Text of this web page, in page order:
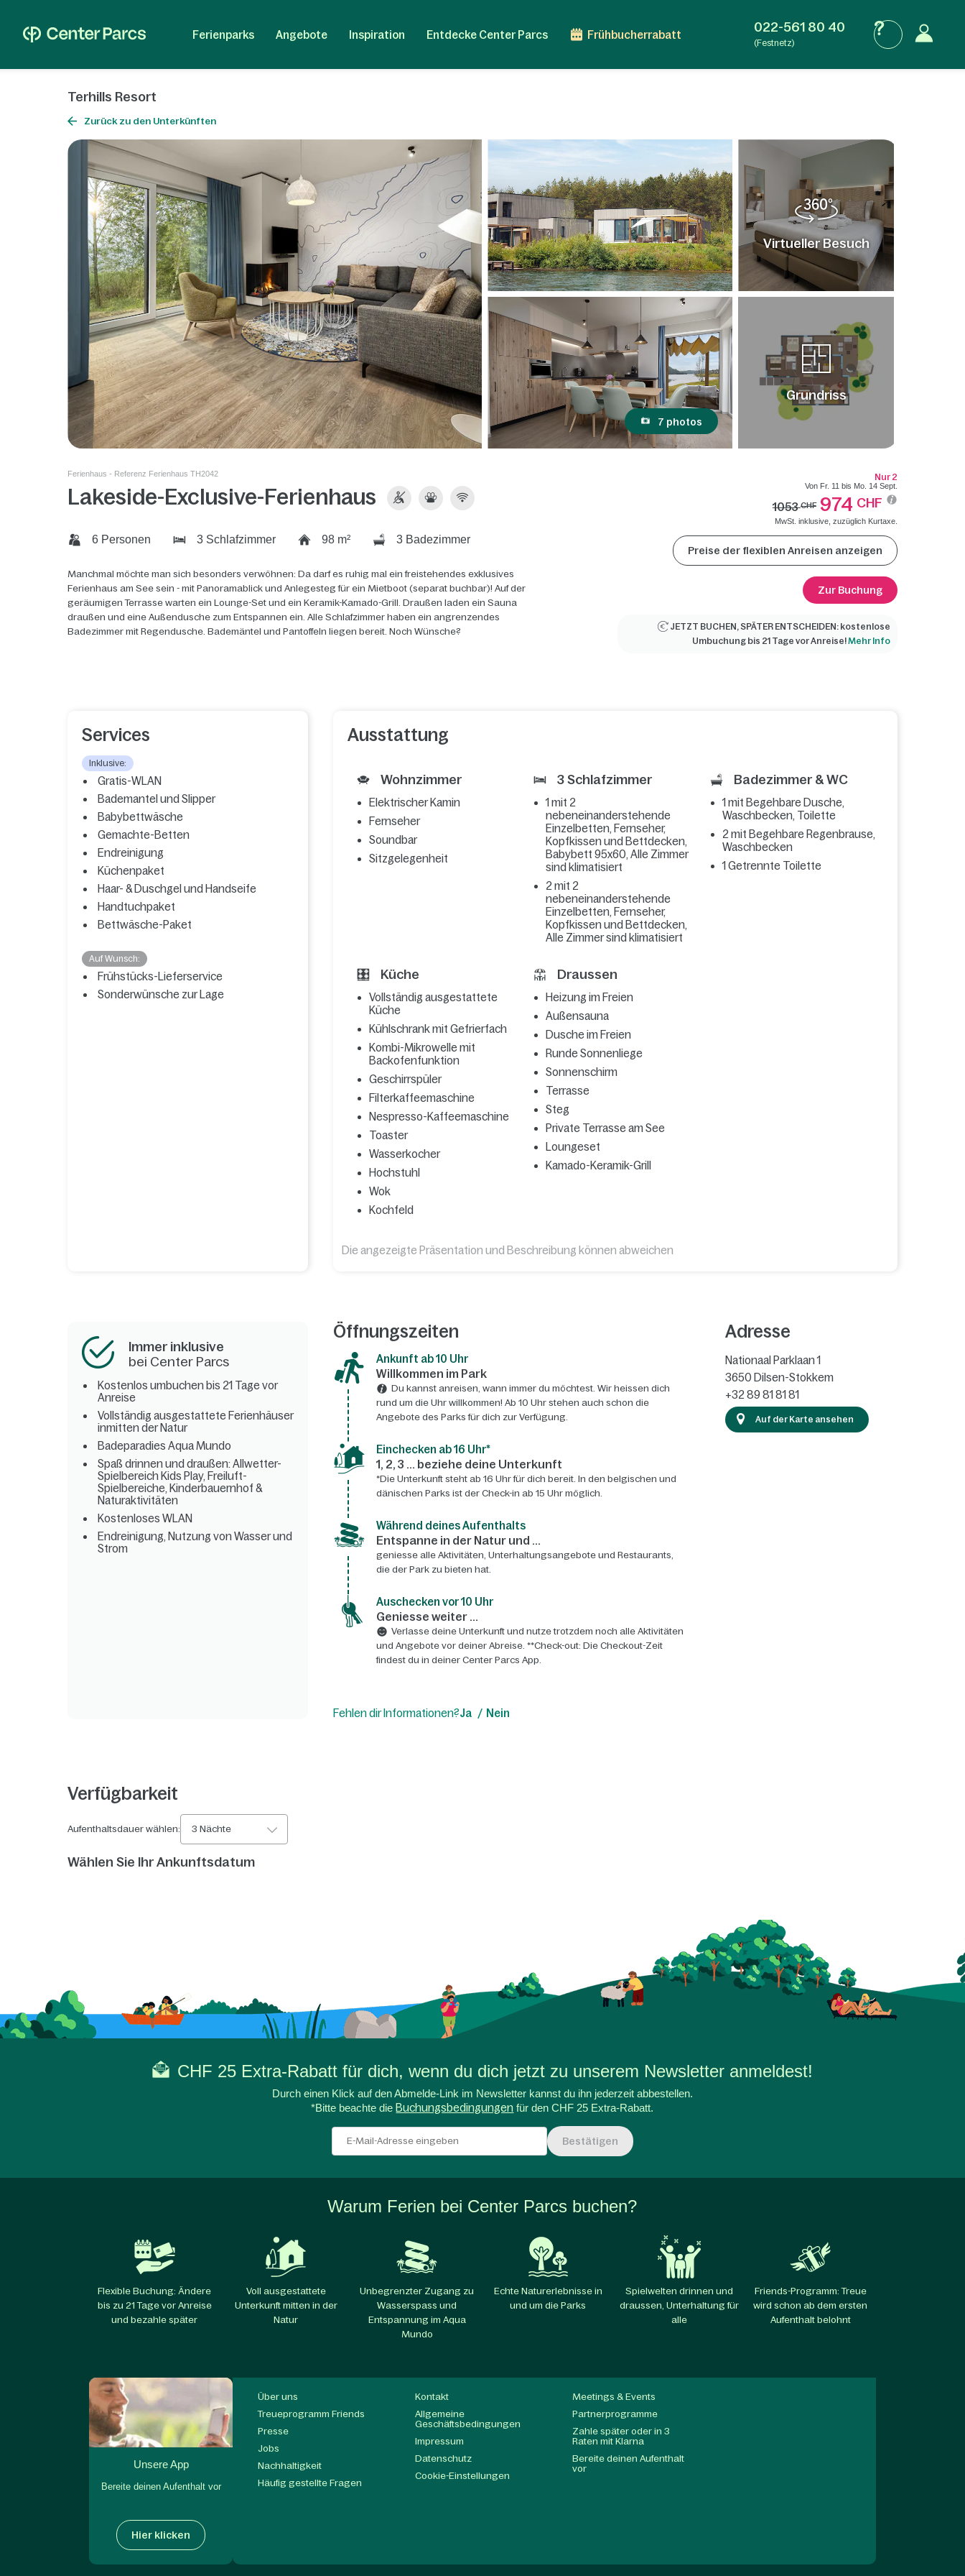
Ferienparks Angebote Inspiration Entdecke Center Parcs Frühbucherrabatt 022-561 80 40
(Festnetz)
Terhills Resort
Zurück zu den Unterkünften
7 photos
Virtueller Besuch
Grundriss
Ferienhaus - Referenz Ferienhaus TH2042
Lakeside-Exclusive-Ferienhaus
6 Personen 3 Schlafzimmer 98 m² 3 Badezimmer
Manchmal möchte man sich besonders verwöhnen: Da darf es ruhig mal ein freistehendes exklusives
Ferienhaus am See sein - mit Panoramablick und Anlegesteg für ein Mietboot (separat buchbar)! Auf der
geräumigen Terrasse warten ein Lounge-Set und ein Keramik-Kamado-Grill. Draußen laden ein Sauna
draußen und eine Außendusche zum Entspannen ein. Alle Schlafzimmer haben ein angrenzendes
Badezimmer mit Regendusche. Bademäntel und Pantoffeln liegen bereit. Noch Wünsche?
Nur 2
Von Fr. 11 bis Mo. 14 Sept.
1053CHF 974 CHF
MwSt. inklusive, zuzüglich Kurtaxe.
Preise der flexiblen Anreisen anzeigen
Zur Buchung
JETZT BUCHEN, SPÄTER ENTSCHEIDEN: kostenlose
Umbuchung bis 21 Tage vor Anreise!Mehr Info
Services
Inklusive:
Gratis-WLAN
Bademantel und Slipper
Babybettwäsche
Gemachte-Betten
Endreinigung
Küchenpaket
Haar- & Duschgel und Handseife
Handtuchpaket
Bettwäsche-Paket
Auf Wunsch:
Frühstücks-Lieferservice
Sonderwünsche zur Lage
Ausstattung
Wohnzimmer
Elektrischer Kamin
Fernseher
Soundbar
Sitzgelegenheit
3 Schlafzimmer
1 mit 2
nebeneinanderstehende
Einzelbetten, Fernseher,
Kopfkissen und Bettdecken,
Babybett 95x60, Alle Zimmer
sind klimatisiert
2 mit 2
nebeneinanderstehende
Einzelbetten, Fernseher,
Kopfkissen und Bettdecken,
Alle Zimmer sind klimatisiert
Badezimmer & WC
1 mit Begehbare Dusche,
Waschbecken, Toilette
2 mit Begehbare Regenbrause,
Waschbecken
1 Getrennte Toilette
Küche
Vollständig ausgestattete
Küche
Kühlschrank mit Gefrierfach
Kombi-Mikrowelle mit
Backofenfunktion
Geschirrspüler
Filterkaffeemaschine
Nespresso-Kaffeemaschine
Toaster
Wasserkocher
Hochstuhl
Wok
Kochfeld
Draussen
Heizung im Freien
Außensauna
Dusche im Freien
Runde Sonnenliege
Sonnenschirm
Terrasse
Steg
Private Terrasse am See
Loungeset
Kamado-Keramik-Grill
Die angezeigte Präsentation und Beschreibung können abweichen
Immer inklusive
bei Center Parcs
Kostenlos umbuchen bis 21 Tage vor
Anreise
Vollständig ausgestattete Ferienhäuser
inmitten der Natur
Badeparadies Aqua Mundo
Spaß drinnen und draußen: Allwetter-
Spielbereich Kids Play, Freiluft-
Spielbereiche, Kinderbauernhof &
Naturaktivitäten
Kostenloses WLAN
Endreinigung, Nutzung von Wasser und
Strom
Öffnungszeiten
Ankunft ab 10 Uhr
Willkommen im Park
Du kannst anreisen, wann immer du möchtest. Wir heissen dich
rund um die Uhr willkommen! Ab 10 Uhr stehen auch schon die
Angebote des Parks für dich zur Verfügung.
Einchecken ab 16 Uhr*
1, 2, 3 ... beziehe deine Unterkunft
*Die Unterkunft steht ab 16 Uhr für dich bereit. In den belgischen und
dänischen Parks ist der Check-in ab 15 Uhr möglich.
Während deines Aufenthalts
Entspanne in der Natur und ...
geniesse alle Aktivitäten, Unterhaltungsangebote und Restaurants,
die der Park zu bieten hat.
Auschecken vor 10 Uhr
Geniesse weiter ...
Verlasse deine Unterkunft und nutze trotzdem noch alle Aktivitäten
und Angebote vor deiner Abreise. **Check-out: Die Checkout-Zeit
findest du in deiner Center Parcs App.
Adresse
Nationaal Parklaan 1
3650 Dilsen-Stokkem
+32 89 81 81 81
Auf der Karte ansehen
Fehlen dir Informationen?Ja Nein
Verfügbarkeit
Aufenthaltsdauer wählen: 3 Nächte
Wählen Sie Ihr Ankunftsdatum
CHF 25 Extra-Rabatt für dich, wenn du dich jetzt zu unserem Newsletter anmeldest!
Durch einen Klick auf den Abmelde-Link im Newsletter kannst du ihn jederzeit abbestellen.
*Bitte beachte die Buchungsbedingungen für den CHF 25 Extra-Rabatt.
Bestätigen
Warum Ferien bei Center Parcs buchen?
Flexible Buchung: Ändere
bis zu 21 Tage vor Anreise
und bezahle später
Voll ausgestattete
Unterkunft mitten in der
Natur
Unbegrenzter Zugang zu
Wasserspass und
Entspannung im Aqua
Mundo​
Echte Naturerlebnisse in
und um die Parks​
Spielwelten drinnen und
draussen, Unterhaltung für
alle​
Friends-Programm: Treue
wird schon ab dem ersten
Aufenthalt belohnt​
Unsere App
Bereite deinen Aufenthalt vor
Hier klicken
Über uns
Treueprogramm Friends
Presse
Jobs
Nachhaltigkeit
Häufig gestellte Fragen
Kontakt
Allgemeine
Geschäftsbedingungen
Impressum
Datenschutz
Cookie-Einstellungen
Meetings & Events
Partnerprogramme
Zahle später oder in 3
Raten mit Klarna
Bereite deinen Aufenthalt
vor